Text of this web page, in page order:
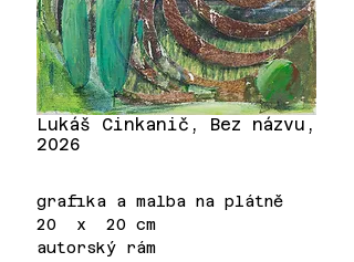
Lukáš Cinkanič, Bez názvu,
2026
grafika a malba na plátně
20 x 20 cm
autorský rám